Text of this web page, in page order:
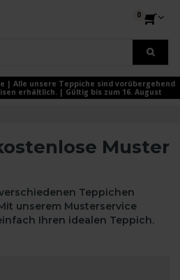
0
| Alle unsere Teppiche sind vorübergehend
erhältlich. | Gültig bis zum 16. August
Muster
Teppichen
unserem Musterservice
Ihren idealen Teppich.